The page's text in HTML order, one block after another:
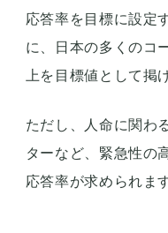
応答率を目標に設定
に、日本の多くのコ
上を目標値として掲
ただし、人命に関わ
ターなど、緊急性の
応答率が求められま